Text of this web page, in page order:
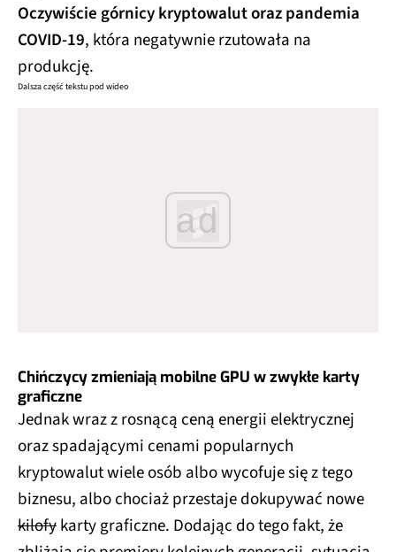
Oczywiście górnicy kryptowalut oraz pandemia
COVID-19, która negatywnie rzutowała na
produkcję.
Dalsza część tekstu pod wideo
ad
Chińczycy zmieniają mobilne GPU w zwykłe karty
graficzne
Jednak wraz z rosnącą ceną energii elektrycznej
oraz spadającymi cenami popularnych
kryptowalut wiele osób albo wycofuje się z tego
biznesu, albo chociaż przestaje dokupywać nowe
kilofykarty graficzne. Dodając do tego fakt, że